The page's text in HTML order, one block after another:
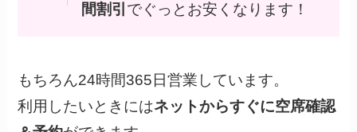
間割引 でぐっとお安くなります！
もちろん24時間365日営業しています。
利用したいときにはネットからすぐに空席確認